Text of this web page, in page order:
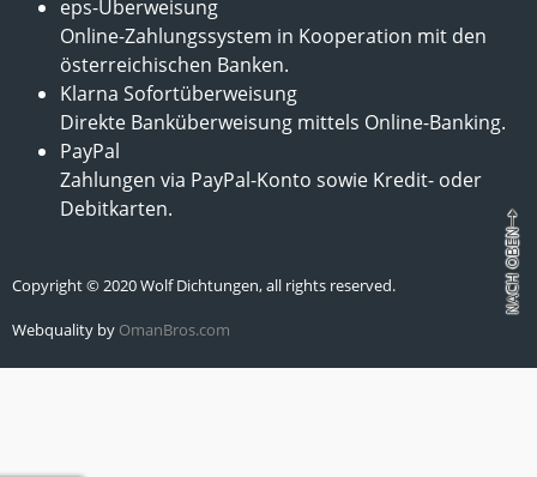
eps-Überweisung
Online-Zahlungssystem in Kooperation mit den
österreichischen Banken.
Klarna Sofortüberweisung
Direkte Banküberweisung mittels Online-Banking.
PayPal
Zahlungen via PayPal-Konto sowie Kredit- oder
Debitkarten.
Copyright © 2020 Wolf Dichtungen, all rights reserved.
Webquality by OmanBros.com